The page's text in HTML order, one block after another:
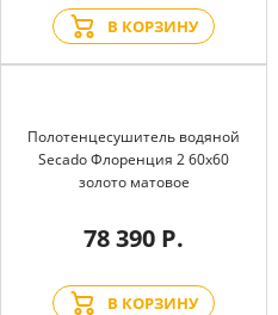
В КОРЗИНУ
Полотенцесушитель водяной
Secado Флоренция 2 60x60
золото матовое
78 390 Р.
В КОРЗИНУ